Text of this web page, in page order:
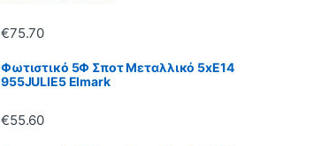
€75.70
Φωτιστικό 5Φ Σποτ Μεταλλικό 5xE14
955JULIE5 Elmark
€55.60